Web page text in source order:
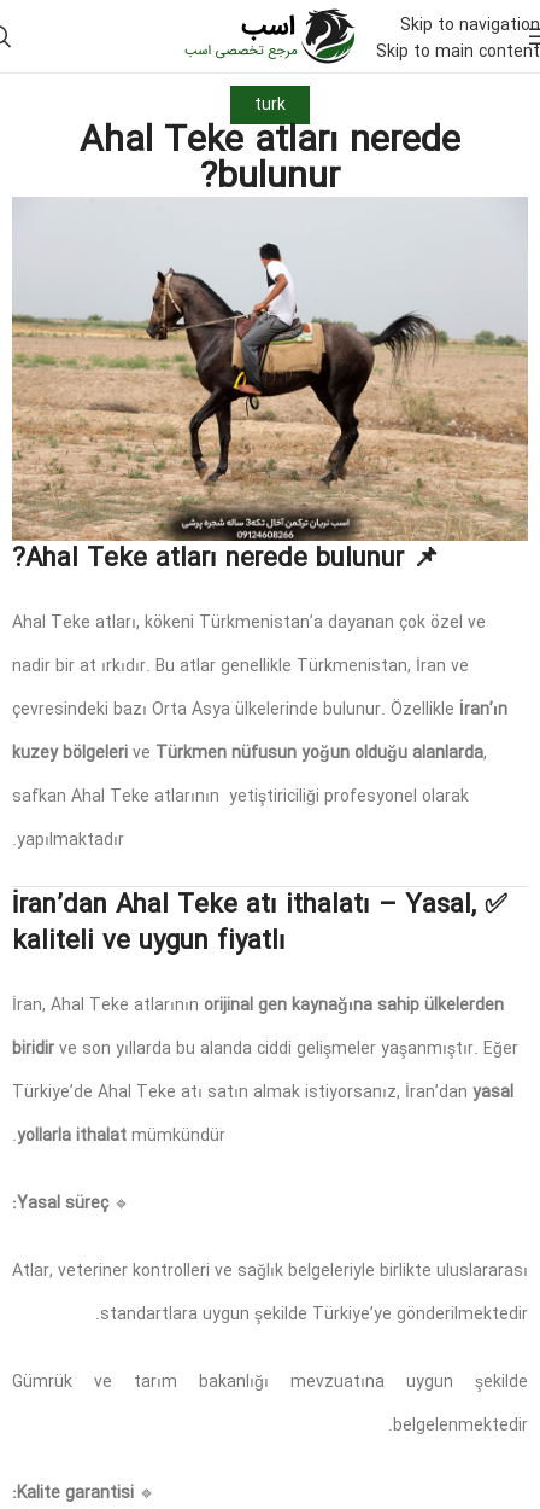
Skip to navigation
Skip to main content
turk
Ahal Teke atları nerede
bulunur?
📌
Ahal Teke atları nerede bulunur?
Ahal Teke atları, kökeni Türkmenistan’a dayanan çok özel ve
nadir bir at ırkıdır. Bu atlar genellikle Türkmenistan, İran ve
çevresindeki bazı Orta Asya ülkelerinde bulunur. Özellikle İran’ın
kuzey bölgelerive Türkmen nüfusun yoğun olduğu alanlarda,
safkan Ahal Teke atlarının yetiştiriciliği profesyonel olarak
yapılmaktadır.
✅
İran’dan Ahal Teke atı ithalatı – Yasal,
kaliteli ve uygun fiyatlı
İran, Ahal Teke atlarının orijinal gen kaynağına sahip ülkelerden
biridirve son yıllarda bu alanda ciddi gelişmeler yaşanmıştır. Eğer
Türkiye’de Ahal Teke atı satın almak istiyorsanız, İran’dan yasal
yollarla ithalatmümkündür.
🔹
Yasal süreç:
Atlar, veteriner kontrolleri ve sağlık belgeleriyle birlikte uluslararası
standartlara uygun şekilde Türkiye’ye gönderilmektedir.
Gümrük ve tarım bakanlığı mevzuatına uygun şekilde
belgelenmektedir.
🔹
Kalite garantisi: